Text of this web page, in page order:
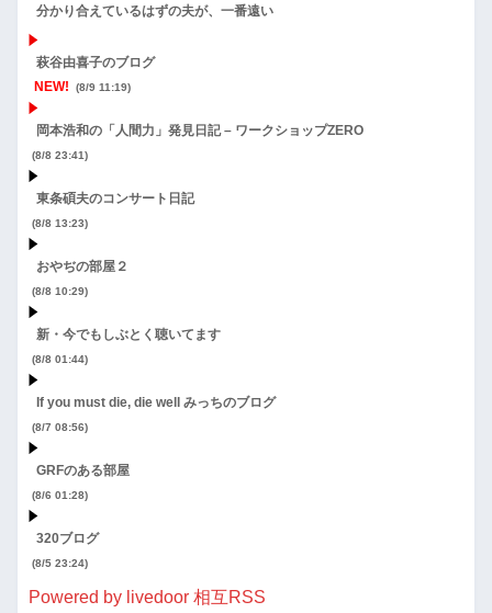
分かり合えているはずの夫が、一番遠い
萩谷由喜子のブログ
NEW!
(8/9 11:19)
岡本浩和の「人間力」発見日記 – ワークショップZERO
(8/8 23:41)
東条碩夫のコンサート日記
(8/8 13:23)
おやぢの部屋２
(8/8 10:29)
新・今でもしぶとく聴いてます
(8/8 01:44)
If you must die, die well みっちのブログ
(8/7 08:56)
GRFのある部屋
(8/6 01:28)
320ブログ
(8/5 23:24)
Powered by livedoor 相互RSS